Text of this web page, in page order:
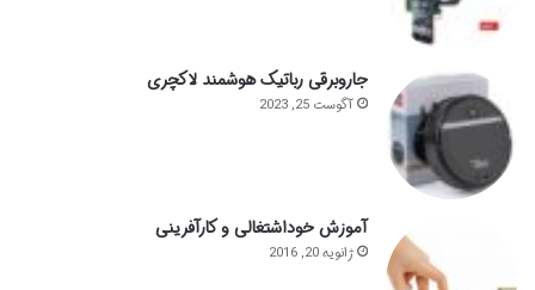
جاروبرقی رباتیک هوشمند لاکچری
آگوست 25, 2023
آموزش خوداشتغالی و کارآفرینی
ژانویه 20, 2016